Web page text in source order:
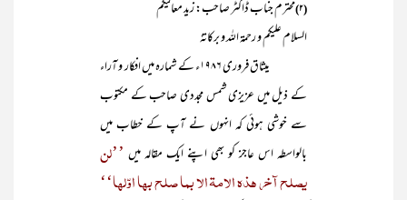
(۲) محترم جناب ڈاکٹر صاحب: زید معالیکم
السلام علیکم و رحمۃ اللہ و برکاتہٗ
میثاق فروری ۱۹۸۶ء کے شمارہ میں افکار و آراء
کے ذیل میں عزیزی شمس مجددی صاحب کے مکتوب
سے خوشی ہوئی کہ انہوں نے آپ کے خطاب میں
بالواسطہ اس عاجز کو بھی اپنے ایک مقالہ میں ’’لن
یصلح آخر ھذہ الامۃ الا بما صلح بھا اوّلھا‘‘